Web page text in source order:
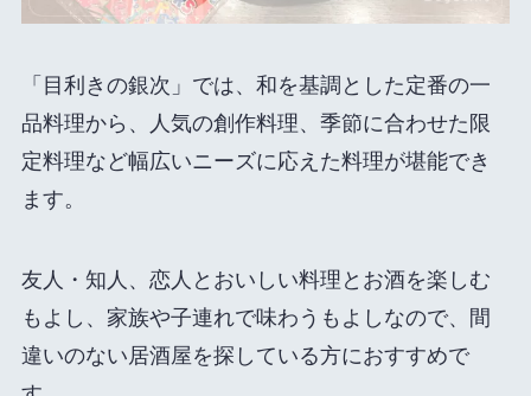
「目利きの銀次」では、和を基調とした定番の一
品料理から、人気の創作料理、季節に合わせた限
定料理など幅広いニーズに応えた料理が堪能でき
ます。
友人・知人、恋人とおいしい料理とお酒を楽しむ
もよし、家族や子連れで味わうもよしなので、間
違いのない居酒屋を探している方におすすめで